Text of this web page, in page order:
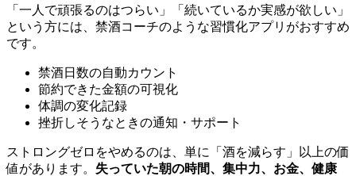
「一人で頑張るのはつらい」「続いているか実感が欲しい」
という方には、禁酒コーチのような習慣化アプリがおすすめ
です。
禁酒日数の自動カウント
節約できた金額の可視化
体調の変化記録
挫折しそうなときの通知・サポート
ストロングゼロをやめるのは、単に「酒を減らす」以上の価
値があります。 失っていた朝の時間、集中力、お金、健康